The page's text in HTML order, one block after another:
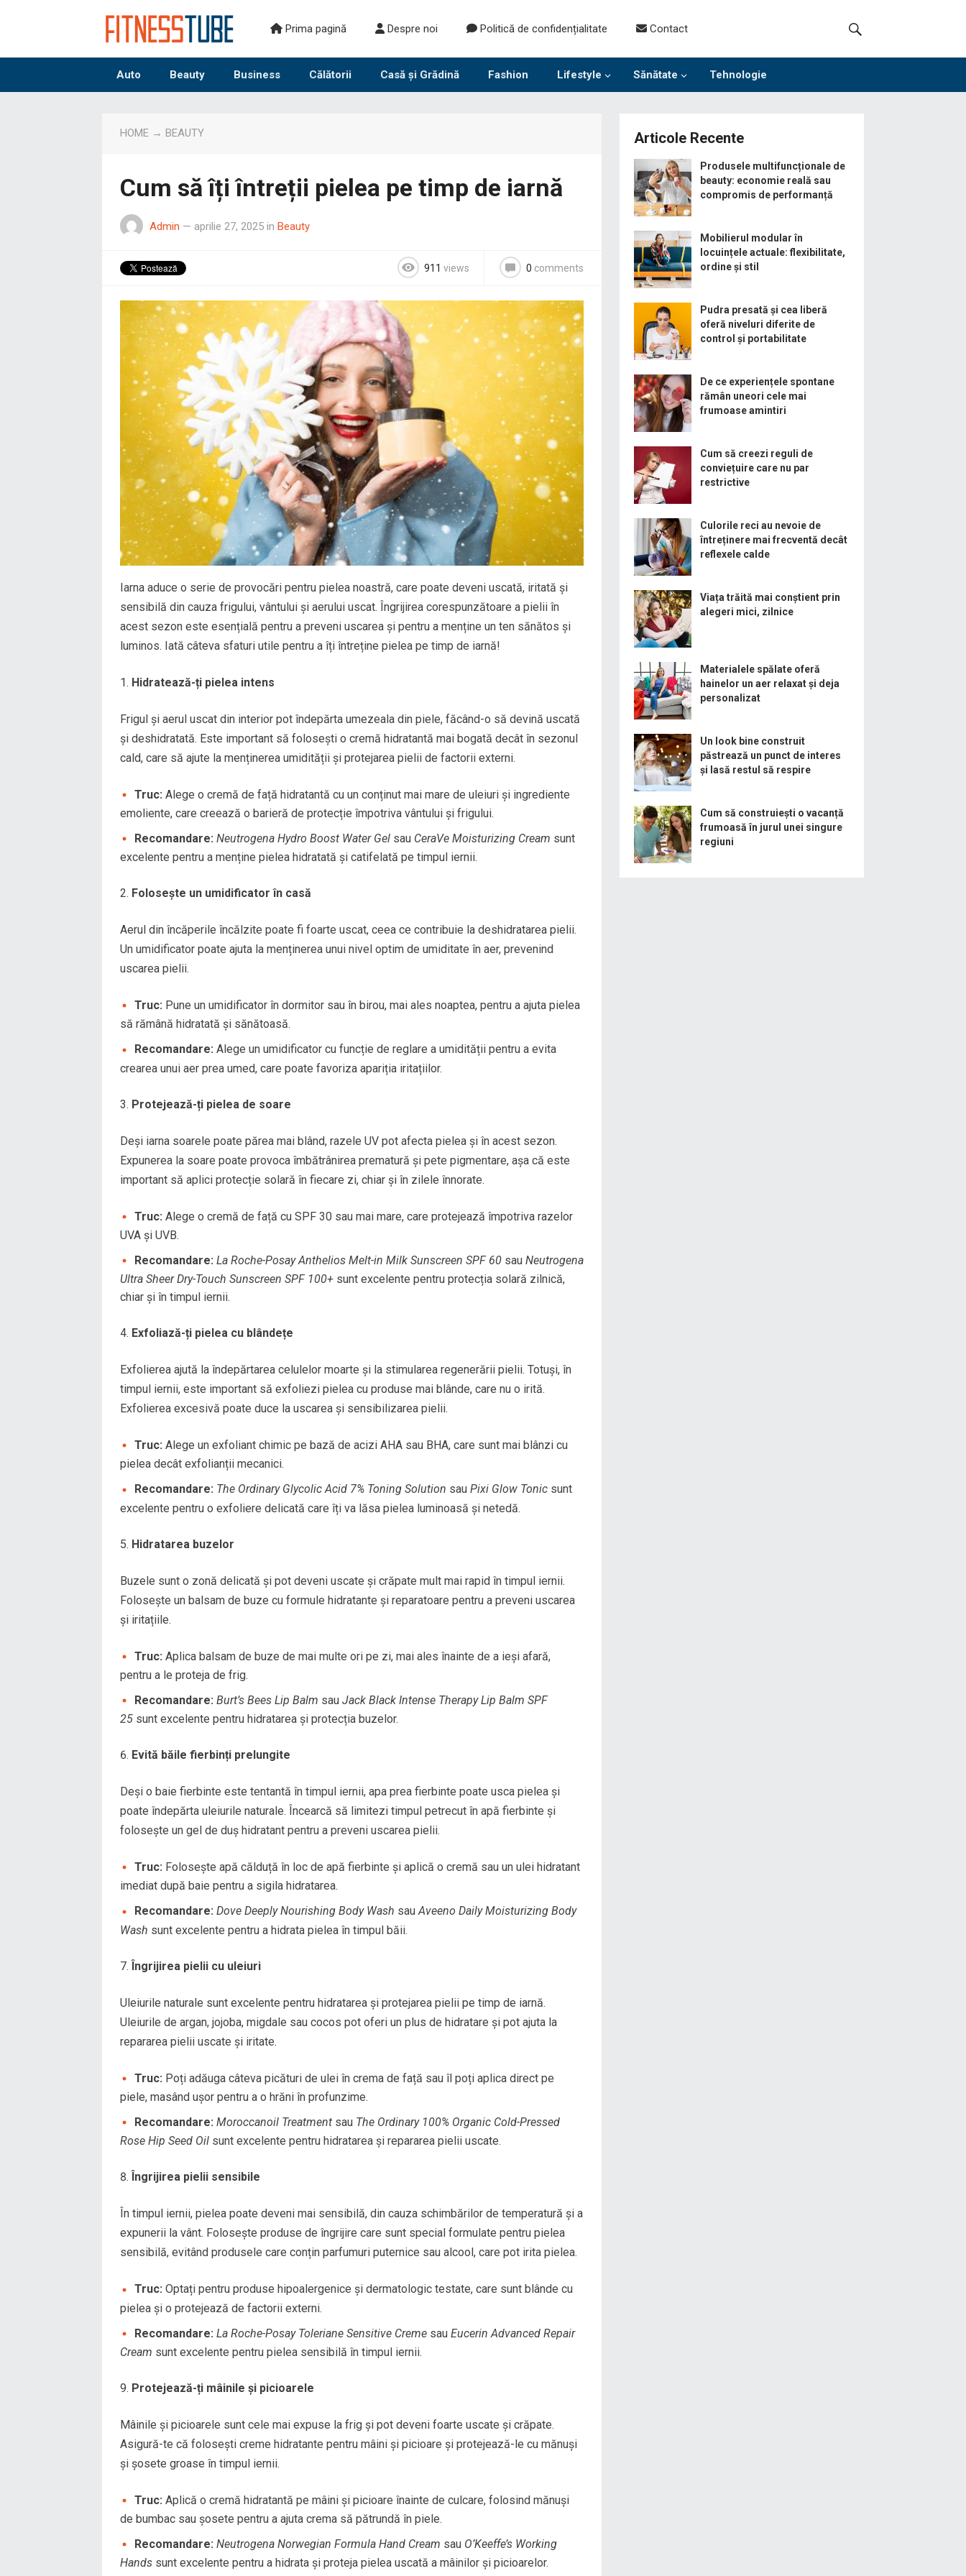
Prima pagină Despre noi Politică de confidențialitate Contact
Auto Beauty Business Călătorii Casă și Grădină Fashion Lifestyle Sănătate Tehnologie
HOME → BEAUTY
Cum să îți întreții pielea pe timp de iarnă
Admin — aprilie 27, 2025 in Beauty
911 views 0 comments
Iarna aduce o serie de provocări pentru pielea noastră, care poate deveni uscată, iritată și
sensibilă din cauza frigului, vântului și aerului uscat. Îngrijirea corespunzătoare a pielii în
acest sezon este esențială pentru a preveni uscarea și pentru a menține un ten sănătos și
luminos. Iată câteva sfaturi utile pentru a îți întreține pielea pe timp de iarnă!
Hidratează-ți pielea intens
Frigul și aerul uscat din interior pot îndepărta umezeala din piele, făcând-o să devină uscată
și deshidratată. Este important să folosești o cremă hidratantă mai bogată decât în sezonul
cald, care să ajute la menținerea umidității și protejarea pielii de factorii externi.
Truc: Alege o cremă de față hidratantă cu un conținut mai mare de uleiuri și ingrediente
emoliente, care creează o barieră de protecție împotriva vântului și frigului.
Recomandare: Neutrogena Hydro Boost Water Gel sau CeraVe Moisturizing Cream sunt
excelente pentru a menține pielea hidratată și catifelată pe timpul iernii.
Folosește un umidificator în casă
Aerul din încăperile încălzite poate fi foarte uscat, ceea ce contribuie la deshidratarea pielii.
Un umidificator poate ajuta la menținerea unui nivel optim de umiditate în aer, prevenind
uscarea pielii.
Truc: Pune un umidificator în dormitor sau în birou, mai ales noaptea, pentru a ajuta pielea
să rămână hidratată și sănătoasă.
Recomandare: Alege un umidificator cu funcție de reglare a umidității pentru a evita
crearea unui aer prea umed, care poate favoriza apariția iritațiilor.
Protejează-ți pielea de soare
Deși iarna soarele poate părea mai blând, razele UV pot afecta pielea și în acest sezon.
Expunerea la soare poate provoca îmbătrânirea prematură și pete pigmentare, așa că este
important să aplici protecție solară în fiecare zi, chiar și în zilele înnorate.
Truc: Alege o cremă de față cu SPF 30 sau mai mare, care protejează împotriva razelor
UVA și UVB.
Recomandare: La Roche-Posay Anthelios Melt-in Milk Sunscreen SPF 60 sau Neutrogena
Ultra Sheer Dry-Touch Sunscreen SPF 100+ sunt excelente pentru protecția solară zilnică,
chiar și în timpul iernii.
Exfoliază-ți pielea cu blândețe
Exfolierea ajută la îndepărtarea celulelor moarte și la stimularea regenerării pielii. Totuși, în
timpul iernii, este important să exfoliezi pielea cu produse mai blânde, care nu o irită.
Exfolierea excesivă poate duce la uscarea și sensibilizarea pielii.
Truc: Alege un exfoliant chimic pe bază de acizi AHA sau BHA, care sunt mai blânzi cu
pielea decât exfolianții mecanici.
Recomandare: The Ordinary Glycolic Acid 7% Toning Solution sau Pixi Glow Tonic sunt
excelente pentru o exfoliere delicată care îți va lăsa pielea luminoasă și netedă.
Hidratarea buzelor
Buzele sunt o zonă delicată și pot deveni uscate și crăpate mult mai rapid în timpul iernii.
Folosește un balsam de buze cu formule hidratante și reparatoare pentru a preveni uscarea
și iritațiile.
Truc: Aplica balsam de buze de mai multe ori pe zi, mai ales înainte de a ieși afară,
pentru a le proteja de frig.
Recomandare: Burt’s Bees Lip Balm sau Jack Black Intense Therapy Lip Balm SPF
25 sunt excelente pentru hidratarea și protecția buzelor.
Evită băile fierbinți prelungite
Deși o baie fierbinte este tentantă în timpul iernii, apa prea fierbinte poate usca pielea și
poate îndepărta uleiurile naturale. Încearcă să limitezi timpul petrecut în apă fierbinte și
folosește un gel de duș hidratant pentru a preveni uscarea pielii.
Truc: Folosește apă călduță în loc de apă fierbinte și aplică o cremă sau un ulei hidratant
imediat după baie pentru a sigila hidratarea.
Recomandare: Dove Deeply Nourishing Body Wash sauAveeno Daily Moisturizing Body
Wash sunt excelente pentru a hidrata pielea în timpul băii.
Îngrijirea pielii cu uleiuri
Uleiurile naturale sunt excelente pentru hidratarea și protejarea pielii pe timp de iarnă.
Uleiurile de argan, jojoba, migdale sau cocos pot oferi un plus de hidratare și pot ajuta la
repararea pielii uscate și iritate.
Truc: Poți adăuga câteva picături de ulei în crema de față sau îl poți aplica direct pe
piele, masând ușor pentru a o hrăni în profunzime.
Recomandare: Moroccanoil Treatment sau The Ordinary 100% Organic Cold-Pressed
Rose Hip Seed Oil sunt excelente pentru hidratarea și repararea pielii uscate.
Îngrijirea pielii sensibile
În timpul iernii, pielea poate deveni mai sensibilă, din cauza schimbărilor de temperatură și a
expunerii la vânt. Folosește produse de îngrijire care sunt special formulate pentru pielea
sensibilă, evitând produsele care conțin parfumuri puternice sau alcool, care pot irita pielea.
Truc: Optați pentru produse hipoalergenice și dermatologic testate, care sunt blânde cu
pielea și o protejează de factorii externi.
Recomandare: La Roche-Posay Toleriane Sensitive Creme sau Eucerin Advanced Repair
Cream sunt excelente pentru pielea sensibilă în timpul iernii.
Protejează-ți mâinile și picioarele
Mâinile și picioarele sunt cele mai expuse la frig și pot deveni foarte uscate și crăpate.
Asigură-te că folosești creme hidratante pentru mâini și picioare și protejează-le cu mănuși
și șosete groase în timpul iernii.
Truc: Aplică o cremă hidratantă pe mâini și picioare înainte de culcare, folosind mănuși
de bumbac sau șosete pentru a ajuta crema să pătrundă în piele.
Recomandare: Neutrogena Norwegian Formula Hand Cream sau O’Keeffe’s Working
Hands sunt excelente pentru a hidrata și proteja pielea uscată a mâinilor și picioarelor.
Articole Recente
Produsele multifuncționale de
beauty: economie reală sau
compromis de performanță
Mobilierul modular în
locuințele actuale: flexibilitate,
ordine și stil
Pudra presată și cea liberă
oferă niveluri diferite de
control și portabilitate
De ce experiențele spontane
rămân uneori cele mai
frumoase amintiri
Cum să creezi reguli de
conviețuire care nu par
restrictive
Culorile reci au nevoie de
întreținere mai frecventă decât
reflexele calde
Viața trăită mai conștient prin
alegeri mici, zilnice
Materialele spălate oferă
hainelor un aer relaxat și deja
personalizat
Un look bine construit
păstrează un punct de interes
și lasă restul să respire
Cum să construiești o vacanță
frumoasă în jurul unei singure
regiuni